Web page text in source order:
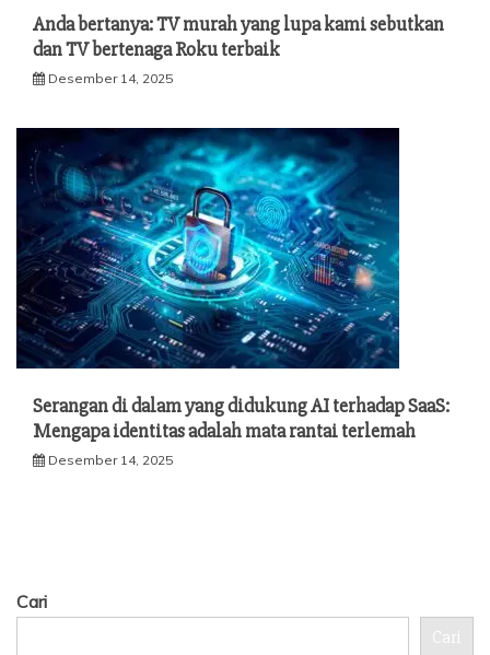
Anda bertanya: TV murah yang lupa kami sebutkan
dan TV bertenaga Roku terbaik
Desember 14, 2025
Serangan di dalam yang didukung AI terhadap SaaS:
Mengapa identitas adalah mata rantai terlemah
Desember 14, 2025
Cari
Cari